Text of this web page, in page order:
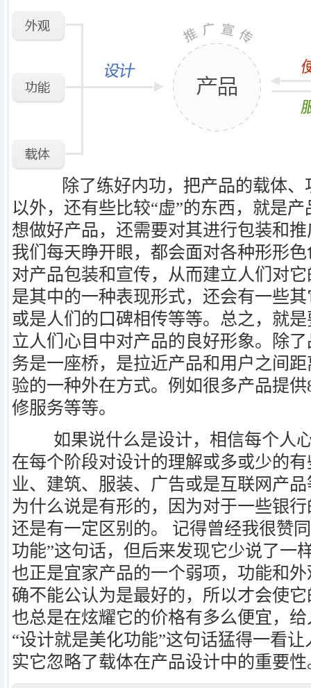
除了练好内功，把产品的载体、
以外，还有些比较“虚”的东西，就是
想做好产品，还需要对其进行包装和
我们每天睁开眼，都会面对各种形形
对产品包装和宣传，从而建立人们对
是其中的一种表现形式，还会有一些
或是人们的口碑相传等等。总之，就
立人们心目中对产品的良好形象。除
务是一座桥，是拉近产品和用户之间
验的一种外在方式。例如很多产品提
修服务等等。
如果说什么是设计，相信每个人心
在每个阶段对设计的理解或多或少的
业、建筑、服装、广告或是互联网产
为什么说是有形的，因为对于一些银
还是有一定区别的。 记得曾经我很赞
功能”这句话，但后来发现它少说了一
也正是宜家产品的一个弱项，功能和
确不能公认为是最好的，所以才会使
也总是在炫耀它的价格有多么便宜，
“设计就是美化功能”这句话猛得一看
实它忽略了载体在产品设计中的重要性